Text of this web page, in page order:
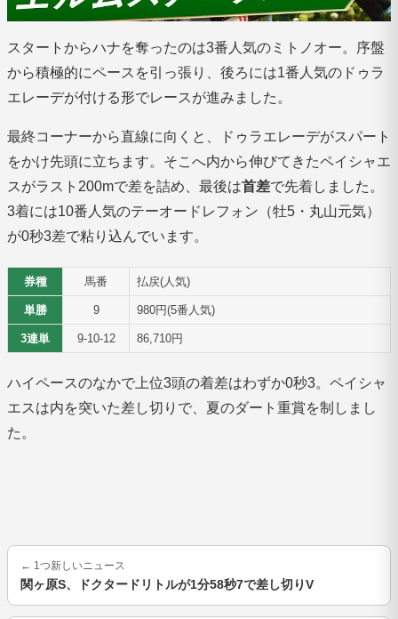
スタートからハナを奪ったのは3番人気のミトノオー。序盤
から積極的にペースを引っ張り、後ろには1番人気のドゥラ
エレーデが付ける形でレースが進みました。
最終コーナーから直線に向くと、ドゥラエレーデがスパート
をかけ先頭に立ちます。そこへ内から伸びてきたペイシャエ
スがラスト200mで差を詰め、最後は首差で先着しました。
3着には10番人気のテーオードレフォン（牡5・丸山元気）
が0秒3差で粘り込んでいます。
券種 馬番 払戻(人気)
単勝 9 980円(5番人気)
3連単 9-10-12 86,710円
ハイペースのなかで上位3頭の着差はわずか0秒3。ペイシャ
エスは内を突いた差し切りで、夏のダート重賞を制しまし
た。
← 1つ新しいニュース
関ヶ原S、ドクタードリトルが1分58秒7で差し切りV